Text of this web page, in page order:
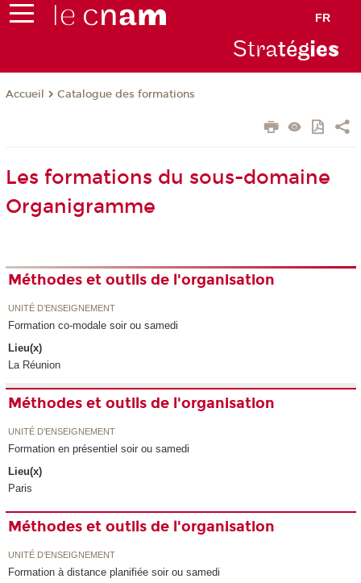
FR
Stratégies
Accueil Catalogue des formations
Les formations du sous-domaine
Organigramme
Méthodes et outils de l'organisation
UNITÉ D’ENSEIGNEMENT
Formation co-modale soir ou samedi
Lieu(x)
La Réunion
Méthodes et outils de l'organisation
UNITÉ D’ENSEIGNEMENT
Formation en présentiel soir ou samedi
Lieu(x)
Paris
Méthodes et outils de l'organisation
UNITÉ D’ENSEIGNEMENT
Formation à distance planifiée soir ou samedi